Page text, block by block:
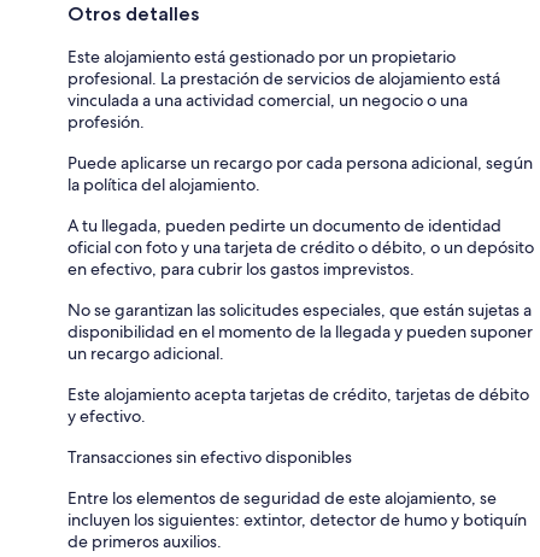
Otros detalles
Este alojamiento está gestionado por un propietario
profesional. La prestación de servicios de alojamiento está
vinculada a una actividad comercial, un negocio o una
profesión.
Puede aplicarse un recargo por cada persona adicional, según
la política del alojamiento.
A tu llegada, pueden pedirte un documento de identidad
oficial con foto y una tarjeta de crédito o débito, o un depósito
en efectivo, para cubrir los gastos imprevistos.
No se garantizan las solicitudes especiales, que están sujetas a
disponibilidad en el momento de la llegada y pueden suponer
un recargo adicional.
Este alojamiento acepta tarjetas de crédito, tarjetas de débito
y efectivo.
Transacciones sin efectivo disponibles
Entre los elementos de seguridad de este alojamiento, se
incluyen los siguientes: extintor, detector de humo y botiquín
de primeros auxilios.